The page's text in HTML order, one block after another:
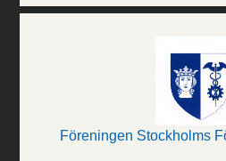
Föreningen Stockholms